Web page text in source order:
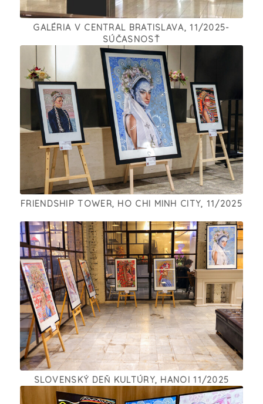
GALÉRIA V CENTRAL BRATISLAVA, 11/2025-
SÚČASNOSŤ
FRIENDSHIP TOWER, HO CHI MINH CITY, 11/2025
SLOVENSKÝ DEŇ KULTÚRY, HANOI 11/2025